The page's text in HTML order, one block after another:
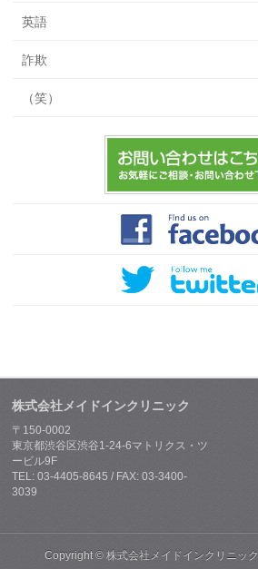
英語
詐欺
（笑）
株式会社メイドインクリニック
〒150-0002
東京都渋谷区渋谷1-24-6マトリクス・ツ
ービル9F
TEL: 03-4405-8645 / FAX: 03-3400-
3039
Copyright © 株式会社メイドインクリニック